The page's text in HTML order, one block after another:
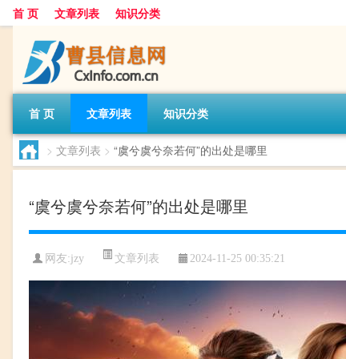
首 页 文章列表 知识分类
首 页 文章列表 知识分类
> 文章列表 > “虞兮虞兮奈若何”的出处是哪里
“虞兮虞兮奈若何”的出处是哪里
网友:jzy 文章列表 2024-11-25 00:35:21